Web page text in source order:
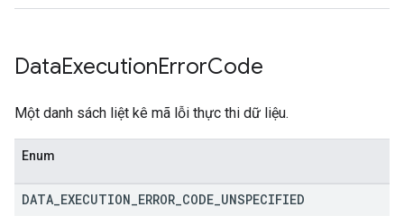
DataExecutionErrorCode
Một danh sách liệt kê mã lỗi thực thi dữ liệu.
Enum
DATA EXECUTION ERROR CODE UNSPECIFIED